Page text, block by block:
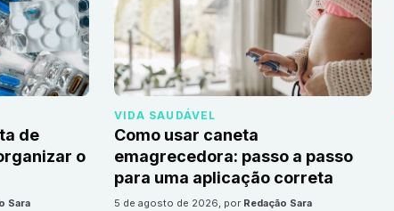
de
o
Sara
VIDA SAUDÁVEL
Como usar caneta
emagrecedora: passo a passo
para uma aplicação correta
5 de agosto de 2026, por Redação Sara